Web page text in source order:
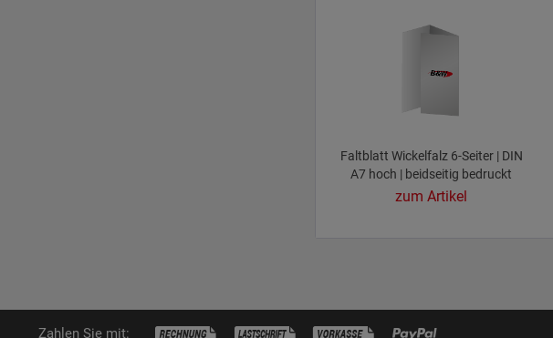
Faltblatt Wickelfalz 6-Seiter | DIN
A7 hoch | beidseitig bedruckt
zum Artikel
Zahlen Sie mit: